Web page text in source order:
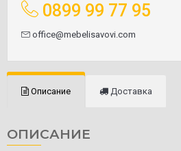
0899 99 77 95
office@mebelisavovi.com
Описание Доставка
ОПИСАНИЕ